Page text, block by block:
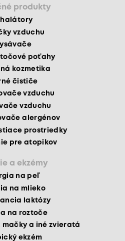
produkty
vzduchu
poťahy
kozmetika
čističe
vzduchu
vzduchu
alergénov
prostriedky
pre atopikov
a ekzémy
na peľ
na mlieko
laktózy
na roztoče
mačky a iné zvieratá
ekzém